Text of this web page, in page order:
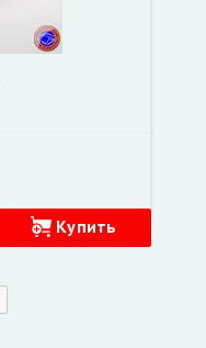
Купить